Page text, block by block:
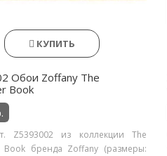
КУПИТЬ
Обои Zoffany The
Book
Z5393002 из коллекции The
Book бренда Zoffany (размеры: